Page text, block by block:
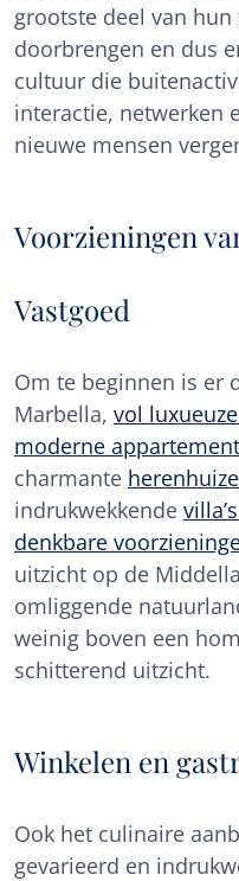
grootste deel van
doorbrengen en dus
cultuur die
interactie, netwerken
nieuwe mensen
Voorzieningen
Vastgoed
Om te beginnen is er
Marbella, vol
moderne
charmante
indrukwekkende
denkbare
uitzicht op de
omliggende
weinig boven een
schitterend uitzicht.
Winkelen en
Ook het culinaire
gevarieerd en